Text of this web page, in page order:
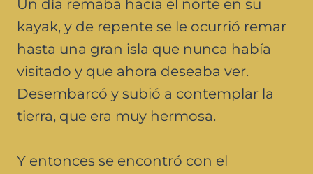
Un día remaba hacia el norte en su
kayak, y de repente se le ocurrió remar
hasta una gran isla que nunca había
visitado y que ahora deseaba ver.
Desembarcó y subió a contemplar la
tierra, que era muy hermosa.
Y entonces se encontró con el